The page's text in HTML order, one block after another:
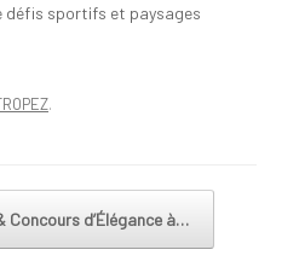
défis sportifs et paysages
.
d’Élégance à…